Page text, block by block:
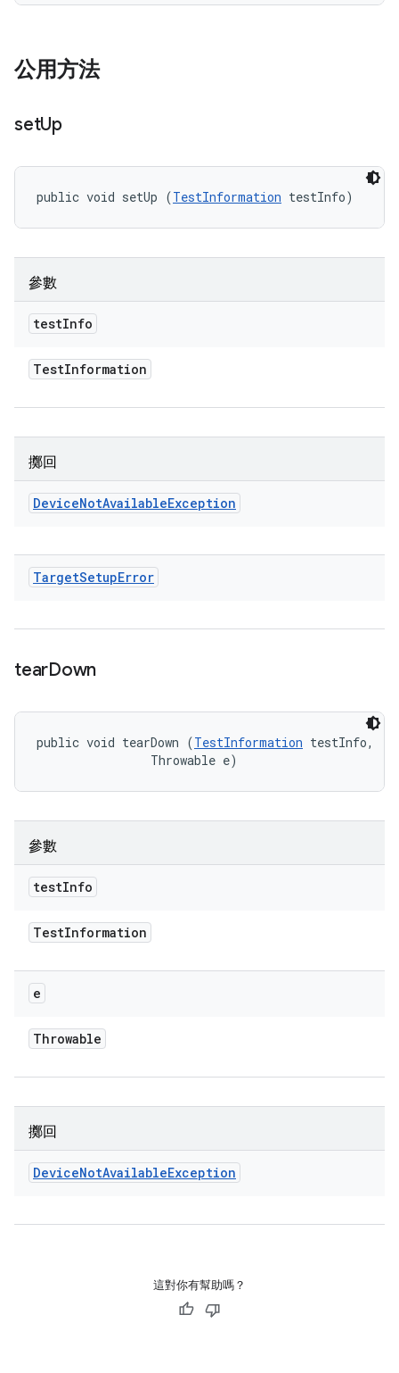
公用方法
setUp
public void setUp (TestInformation testInfo)
參數
testInfo
TestInformation
擲回
DeviceNotAvailableException
TargetSetupError
tearDown
public void tearDown (TestInformation testInfo,
                Throwable e)
參數
testInfo
TestInformation
e
Throwable
擲回
DeviceNotAvailableException
這對你有幫助嗎？